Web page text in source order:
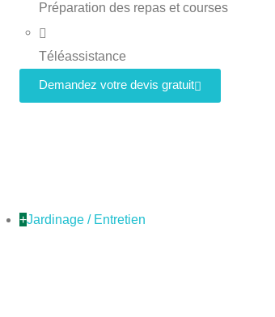
Préparation des repas et courses
Téléassistance
Demandez votre devis gratuit
+Jardinage / Entretien